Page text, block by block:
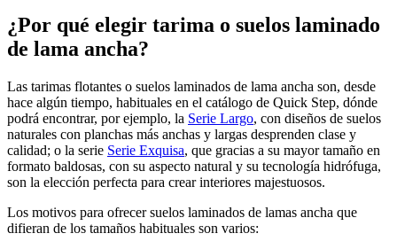
¿Por qué elegir tarima o suelos laminado
de lama ancha?
Las tarimas flotantes o suelos laminados de lama ancha son, desde
hace algún tiempo, habituales en el catálogo de Quick Step, dónde
podrá encontrar, por ejemplo, la Serie Largo, con diseños de suelos
naturales con planchas más anchas y largas desprenden clase y
calidad; o la serie Serie Exquisa, que gracias a su mayor tamaño en
formato baldosas, con su aspecto natural y su tecnología hidrófuga,
son la elección perfecta para crear interiores majestuosos.
Los motivos para ofrecer suelos laminados de lamas ancha que
difieran de los tamaños habituales son varios: